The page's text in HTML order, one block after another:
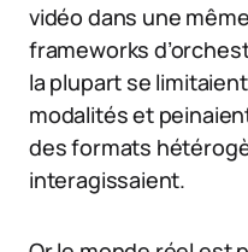
vidéo dans une
frameworks
la plupart se
modalités et
des formats
interagissaient.